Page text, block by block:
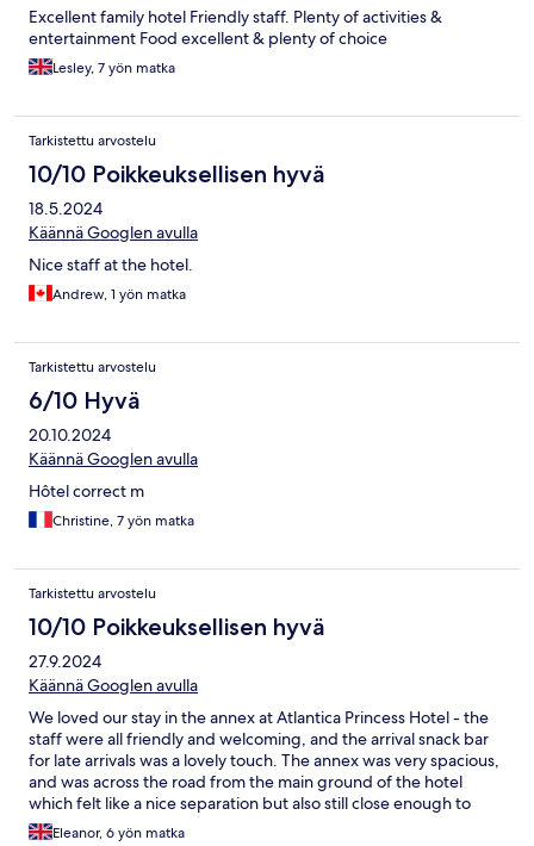
Excellent family hotel Friendly staff. Plenty of activities &
entertainment Food excellent & plenty of choice
Lesley, 7 yön matka
Tarkistettu arvostelu
10/10 Poikkeuksellisen hyvä
18.5.2024
Käännä Googlen avulla
Nice staff at the hotel.
Andrew, 1 yön matka
Tarkistettu arvostelu
6/10 Hyvä
20.10.2024
Käännä Googlen avulla
Hôtel correct m
Christine, 7 yön matka
Tarkistettu arvostelu
10/10 Poikkeuksellisen hyvä
27.9.2024
Käännä Googlen avulla
We loved our stay in the annex at Atlantica Princess Hotel - the
staff were all friendly and welcoming, and the arrival snack bar
for late arrivals was a lovely touch. The annex was very spacious,
and was across the road from the main ground of the hotel
which felt like a nice separation but also still close enough to
access everything. Really enjoyed our stay!
Eleanor, 6 yön matka